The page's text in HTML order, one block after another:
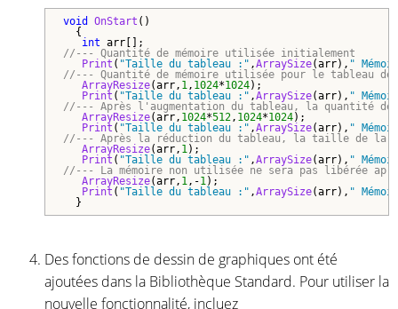
void OnStart ()
{
int
//--- Quantité de mémoire utilisée initialement
Print ( "Taille du tableau :" ,ArraySize(arr), "
//--- Quantité de mémoire utilisée pour le tableau
ArrayResize(arr, 1, 1024*1024);
Print ( "Taille du tableau :" ,ArraySize(arr), "
//--- Après l'augmentation du tableau, la quantité de
ArrayResize(arr, 1024*512, 1024*1024);
Print ( "Taille du tableau :" ,ArraySize(arr), "
//--- Après la réduction du tableau, la taille de la
ArrayResize(arr, 1);
Print ( "Taille du tableau :" ,ArraySize(arr), "
//--- La mémoire non utilisée ne sera pas libérée
ArrayResize(arr, 1,-1);
Print ( "Taille du tableau :" ,ArraySize(arr), "
Des fonctions de dessin de graphiques ont été
ajoutées dans la Bibliothèque Standard. Pour utiliser la
nouvelle fonctionnalité, incluez